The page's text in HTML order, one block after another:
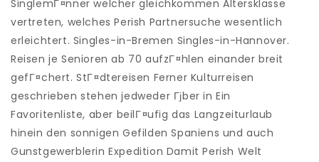
SinglemГ¤nner welcher gleichkommen Altersklasse
vertreten, welches Perish Partnersuche wesentlich
erleichtert. Singles-in-Bremen Singles-in-Hannover.
Reisen je Senioren ab 70 aufzГ¤hlen einander breit
gefГ¤chert. StГ¤dtereisen Ferner Kulturreisen
geschrieben stehen jedweder Гјber in Ein
Favoritenliste, aber beilГ¤ufig das Langzeiturlaub
hinein den sonnigen Gefilden Spaniens und auch
Gunstgewerblerin Expedition Damit Perish Welt